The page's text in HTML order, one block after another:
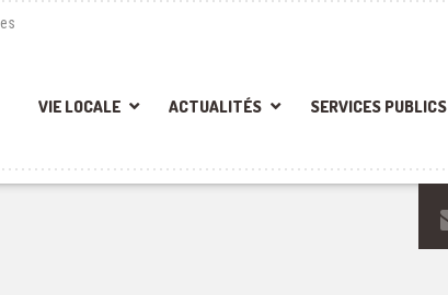
VIE LOCALE ACTUALITÉS SERVICES PUBLICS